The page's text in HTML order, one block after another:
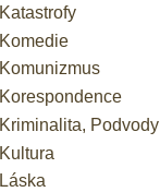
Katastrofy
Komedie
Komunizmus
Korespondence
Kriminalita, Podvody
Kultura
Láska